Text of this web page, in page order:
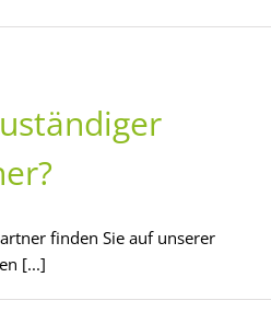
finden Sie auf unserer
[...]